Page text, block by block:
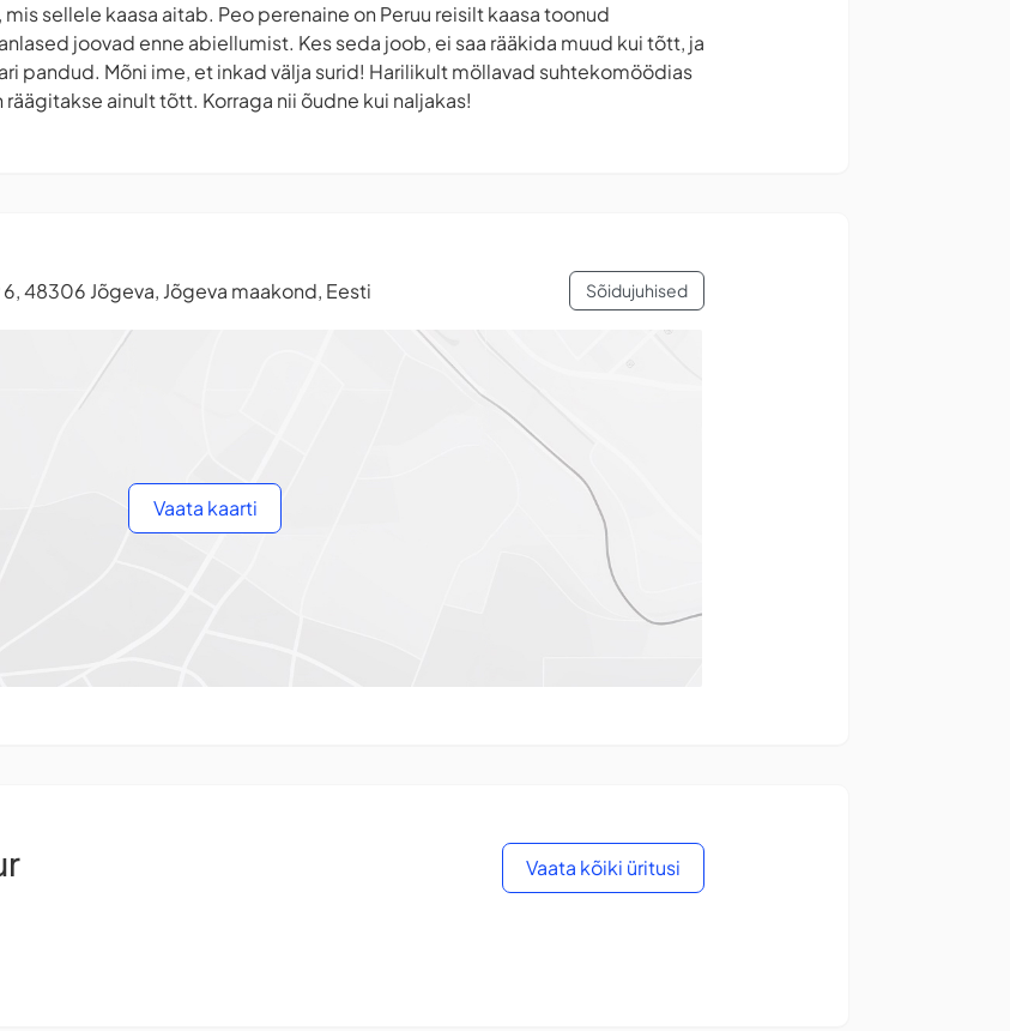
sellele kaasa aitab. Peo perenaine on Peruu reisilt kaasa toonud
joovad enne abiellumist. Kes seda joob, ei saa rääkida muud kui tõtt, ja
pandud. Mõni ime, et inkad välja surid! Harilikult möllavad suhtekomöödias
ainult tõtt. Korraga nii õudne kui naljakas!
6, 48306 Jõgeva, Jõgeva maakond, Eesti Sõidujuhised
Vaata kaarti
Vaata kõiki üritusi